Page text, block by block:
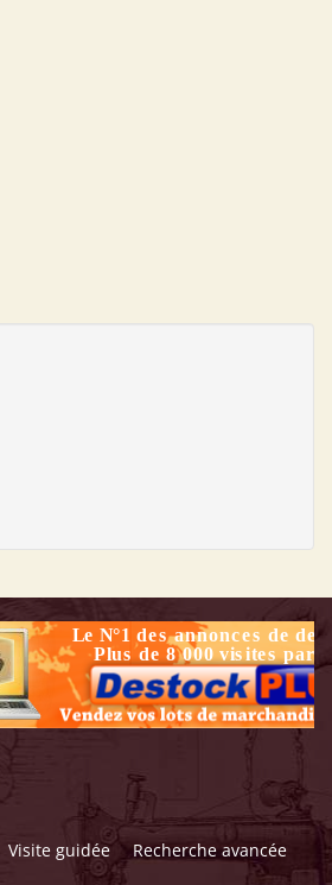
Visite guidée Recherche avancée